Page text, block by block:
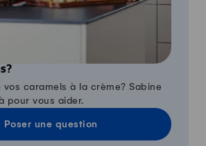
vos caramels à la crème? Sabine
pour vous aider.
Poser une question